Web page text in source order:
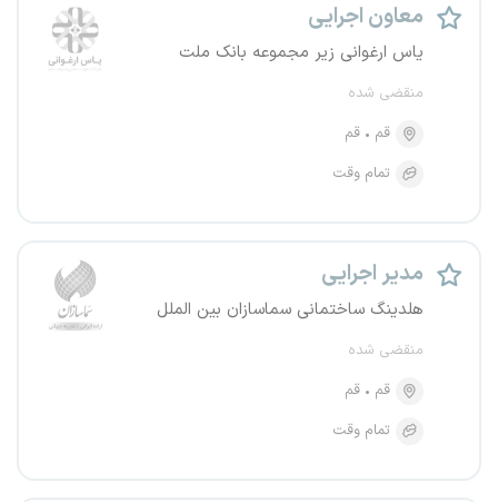
معاون اجرایی
یاس ارغوانی زیر مجموعه بانک ملت
منقضی شده
قم
قم
تمام وقت
مدیر اجرایی
هلدینگ ساختمانی سماسازان بین الملل
منقضی شده
قم
قم
تمام وقت